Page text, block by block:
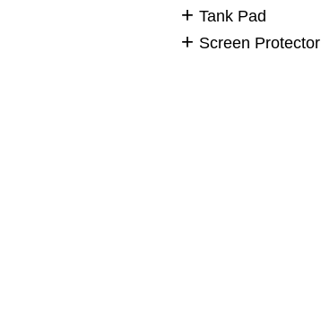
Tank Pad
Screen Protector